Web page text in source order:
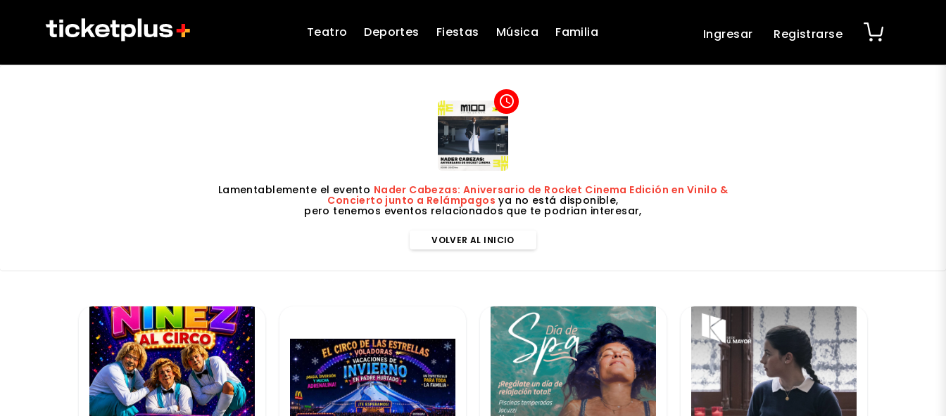
Teatro Deportes Fiestas Música Familia Ingresar Registrarse
access_time
Lamentablemente el evento Nader Cabezas: Aniversario de Rocket Cinema Edición en Vinilo &
Concierto junto a Relámpagos ya no está disponible,
pero tenemos eventos relacionados que te podrian interesar,
VOLVER AL INICIO